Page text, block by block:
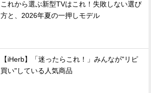
これから選ぶ新型TVはこれ！失敗しない選び
方と、2026年夏の一押しモデル
【iHerb】「迷ったらこれ！」みんなが"リピ
買い"している人気商品